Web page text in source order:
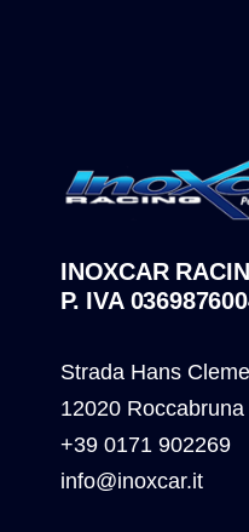
INOXCAR
P. IVA
Strada Hans
12020
+39 0171 902269
info@inoxcar.it